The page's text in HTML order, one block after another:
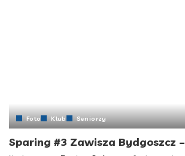
Foto Klub Seniorzy
Sparing #3 Zawisza Bydgoszcz –